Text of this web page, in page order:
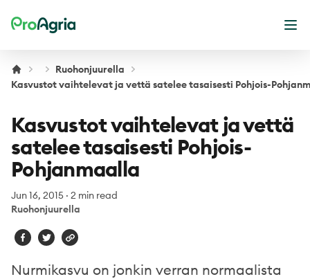
ProAgria
Ruohonjuurella
Kasvustot vaihtelevat ja vettä satelee tasaisesti Pohjois-
Kasvustot vaihtelevat ja vettä
satelee tasaisesti Pohjois-
Pohjanmaalla
Jun 16, 2015 · 2 min read
Ruohonjuurella
Nurmikasvu on jonkin verran normaalista